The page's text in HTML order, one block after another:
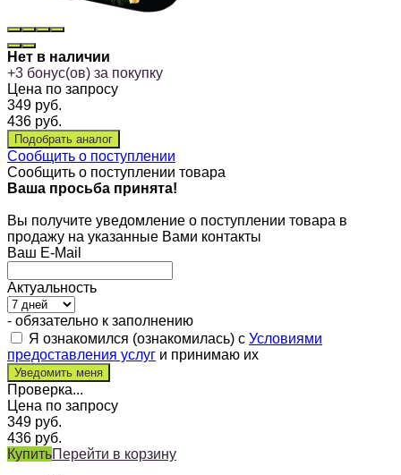
Нет в наличии
+3 бонус(ов) за покупку
Цена по запросу
349 руб.
436 руб.
Сообщить о поступлении
Сообщить о поступлении товара
Ваша просьба принята!
Вы получите уведомление о поступлении товара в
продажу на указанные Вами контакты
Ваш E-Mail
Актуальность
- обязательно к заполнению
Я ознакомился (ознакомилась) с Условиями
предоставления услуг и принимаю их
Проверка...
Цена по запросу
349 руб.
436 руб.
КупитьПерейти в корзину